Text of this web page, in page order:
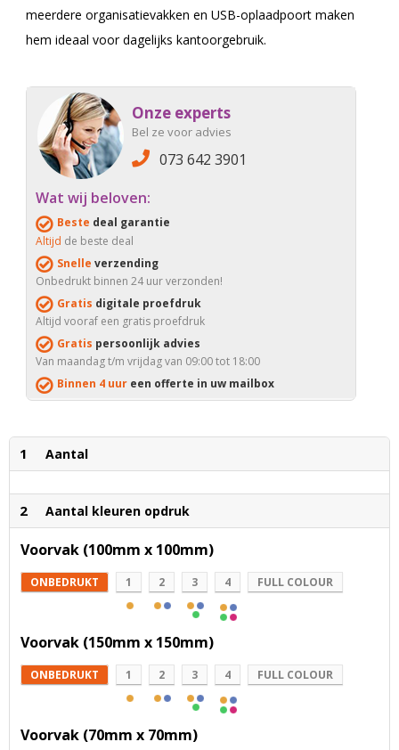
meerdere organisatievakken en USB-oplaadpoort maken
hem ideaal voor dagelijks kantoorgebruik.
Onze experts
Bel ze voor advies
073 642 3901
Wat wij beloven:
Beste deal garantie
Altijd de beste deal
Snelle verzending
Onbedrukt binnen 24 uur verzonden!
Gratis digitale proefdruk
Altijd vooraf een gratis proefdruk
Gratis persoonlijk advies
Van maandag t/m vrijdag van 09:00 tot 18:00
Binnen 4 uur een offerte in uw mailbox
1 Aantal
2 Aantal kleuren opdruk
Voorvak (100mm x 100mm)
ONBEDRUKT 1 2 3 4 FULL COLOUR
Voorvak (150mm x 150mm)
ONBEDRUKT 1 2 3 4 FULL COLOUR
Voorvak (70mm x 70mm)